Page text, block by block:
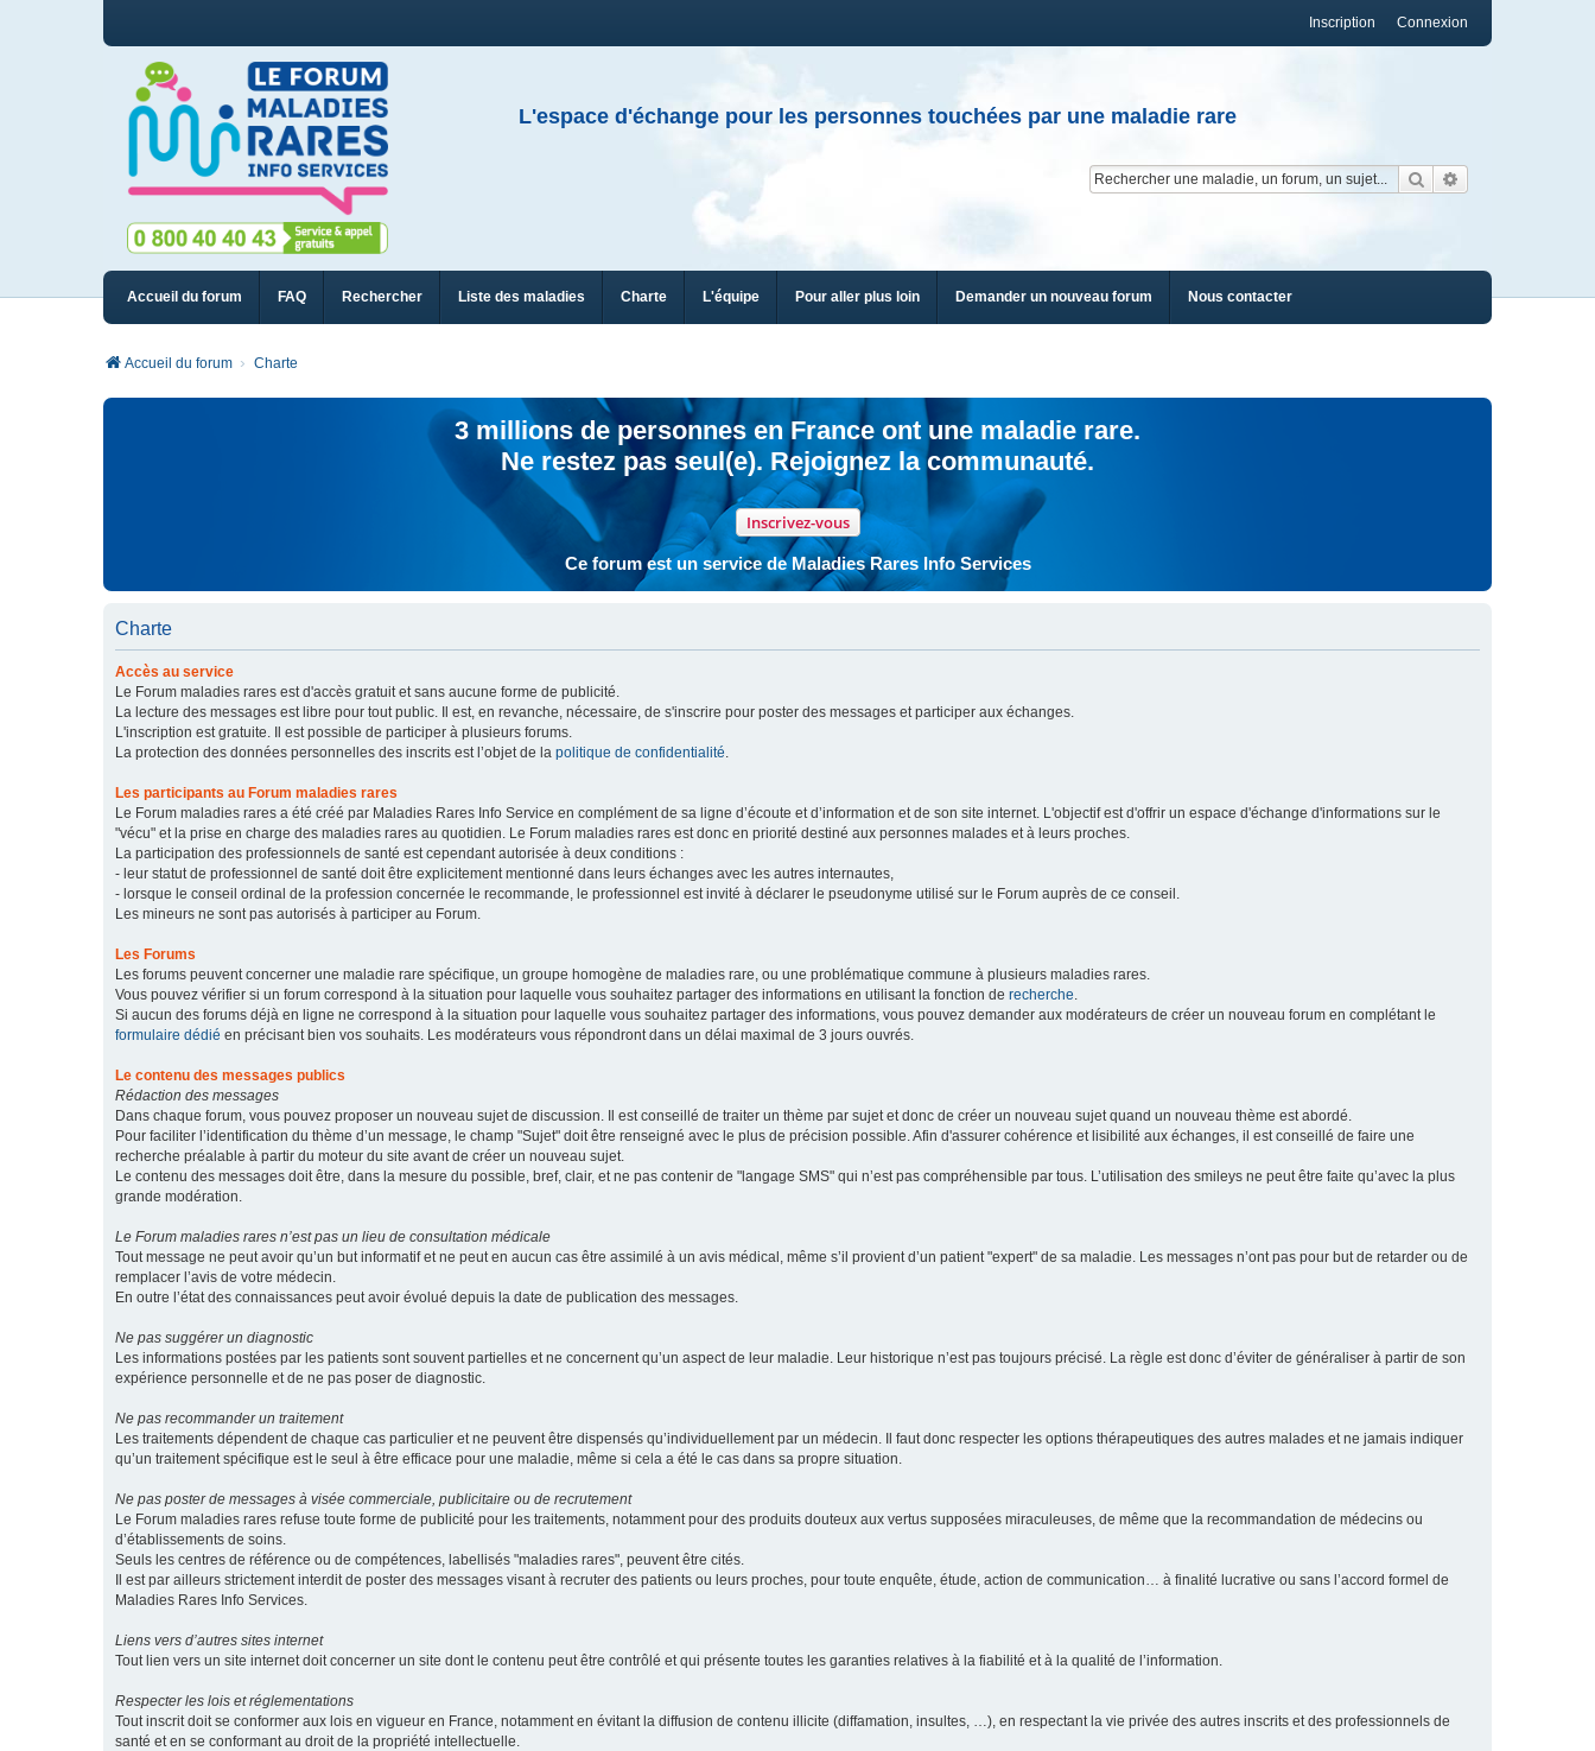
Connexion
Inscription
L'espace d'échange pour les personnes touchées par une maladie rare
Rechercher
Accueil du forum FAQ Rechercher Liste des maladies Charte L'équipe Pour aller plus loin Demander un nouveau forum Nous contacter
Accueil du forum Charte
3 millions de personnes en France ont une maladie rare.
Ne restez pas seul(e). Rejoignez la communauté.
Inscrivez-vous
Ce forum est un service de Maladies Rares Info Services
Charte
Accès au service
Le Forum maladies rares est d'accès gratuit et sans aucune forme de publicité.
La lecture des messages est libre pour tout public. Il est, en revanche, nécessaire, de s'inscrire pour poster des messages et participer aux échanges.
L'inscription est gratuite. Il est possible de participer à plusieurs forums.
La protection des données personnelles des inscrits est l’objet de la politique de confidentialité.
Les participants au Forum maladies rares
Le Forum maladies rares a été créé par Maladies Rares Info Service en complément de sa ligne d’écoute et d’information et de son site internet. L'objectif est d'offrir un espace d'échange d'informations sur le
"vécu" et la prise en charge des maladies rares au quotidien. Le Forum maladies rares est donc en priorité destiné aux personnes malades et à leurs proches.
La participation des professionnels de santé est cependant autorisée à deux conditions :
- leur statut de professionnel de santé doit être explicitement mentionné dans leurs échanges avec les autres internautes,
- lorsque le conseil ordinal de la profession concernée le recommande, le professionnel est invité à déclarer le pseudonyme utilisé sur le Forum auprès de ce conseil.
Les mineurs ne sont pas autorisés à participer au Forum.
Les Forums
Les forums peuvent concerner une maladie rare spécifique, un groupe homogène de maladies rare, ou une problématique commune à plusieurs maladies rares.
Vous pouvez vérifier si un forum correspond à la situation pour laquelle vous souhaitez partager des informations en utilisant la fonction de recherche.
Si aucun des forums déjà en ligne ne correspond à la situation pour laquelle vous souhaitez partager des informations, vous pouvez demander aux modérateurs de créer un nouveau forum en complétant le
formulaire dédié en précisant bien vos souhaits. Les modérateurs vous répondront dans un délai maximal de 3 jours ouvrés.
Le contenu des messages publics
Rédaction des messages
Dans chaque forum, vous pouvez proposer un nouveau sujet de discussion. Il est conseillé de traiter un thème par sujet et donc de créer un nouveau sujet quand un nouveau thème est abordé.
Pour faciliter l’identification du thème d’un message, le champ "Sujet" doit être renseigné avec le plus de précision possible. Afin d'assurer cohérence et lisibilité aux échanges, il est conseillé de faire une
recherche préalable à partir du moteur du site avant de créer un nouveau sujet.
Le contenu des messages doit être, dans la mesure du possible, bref, clair, et ne pas contenir de "langage SMS" qui n’est pas compréhensible par tous. L’utilisation des smileys ne peut être faite qu’avec la plus
grande modération.
Le Forum maladies rares n’est pas un lieu de consultation médicale
Tout message ne peut avoir qu’un but informatif et ne peut en aucun cas être assimilé à un avis médical, même s’il provient d’un patient "expert" de sa maladie. Les messages n’ont pas pour but de retarder ou de
remplacer l’avis de votre médecin.
En outre l’état des connaissances peut avoir évolué depuis la date de publication des messages.
Ne pas suggérer un diagnostic
Les informations postées par les patients sont souvent partielles et ne concernent qu’un aspect de leur maladie. Leur historique n’est pas toujours précisé. La règle est donc d’éviter de généraliser à partir de son
expérience personnelle et de ne pas poser de diagnostic.
Ne pas recommander un traitement
Les traitements dépendent de chaque cas particulier et ne peuvent être dispensés qu’individuellement par un médecin. Il faut donc respecter les options thérapeutiques des autres malades et ne jamais indiquer
qu’un traitement spécifique est le seul à être efficace pour une maladie, même si cela a été le cas dans sa propre situation.
Ne pas poster de messages à visée commerciale, publicitaire ou de recrutement
Le Forum maladies rares refuse toute forme de publicité pour les traitements, notamment pour des produits douteux aux vertus supposées miraculeuses, de même que la recommandation de médecins ou
d’établissements de soins.
Seuls les centres de référence ou de compétences, labellisés "maladies rares", peuvent être cités.
Il est par ailleurs strictement interdit de poster des messages visant à recruter des patients ou leurs proches, pour toute enquête, étude, action de communication… à finalité lucrative ou sans l’accord formel de
Maladies Rares Info Services.
Liens vers d’autres sites internet
Tout lien vers un site internet doit concerner un site dont le contenu peut être contrôlé et qui présente toutes les garanties relatives à la fiabilité et à la qualité de l’information.
Respecter les lois et réglementations
Tout inscrit doit se conformer aux lois en vigueur en France, notamment en évitant la diffusion de contenu illicite (diffamation, insultes, …), en respectant la vie privée des autres inscrits et des professionnels de
santé et en se conformant au droit de la propriété intellectuelle.